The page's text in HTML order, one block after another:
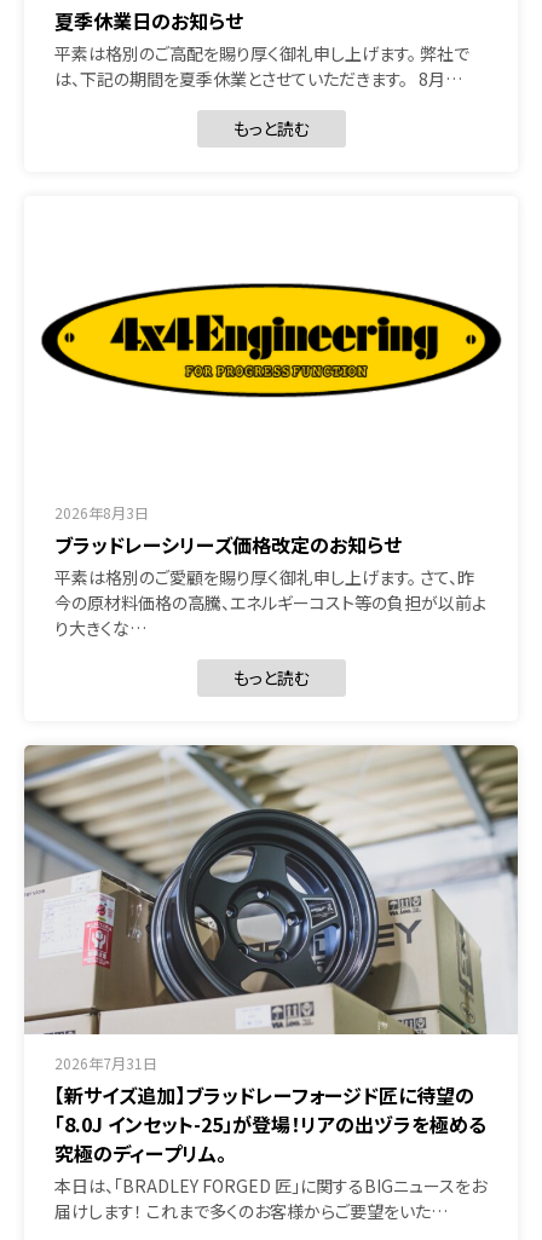
夏季休業日のお知らせ
平素は格別のご高配を賜り厚く御礼申し上げます。 弊社で
は、下記の期間を夏季休業とさせていただきます。 8月…
もっと読む
2026年8月3日
ブラッドレーシリーズ価格改定のお知らせ
平素は格別のご愛顧を賜り厚く御礼申し上げます。 さて、昨
今の原材料価格の高騰、エネルギーコスト等の負担が以前よ
り大きくな…
もっと読む
2026年7月31日
【新サイズ追加】ブラッドレーフォージド匠に待望の
「8.0J インセット-25」が登場！リアの出ヅラを極める
究極のディープリム。
本日は、「BRADLEY FORGED 匠」に関するBIGニュースをお
届けします！ これまで多くのお客様からご要望をいた…